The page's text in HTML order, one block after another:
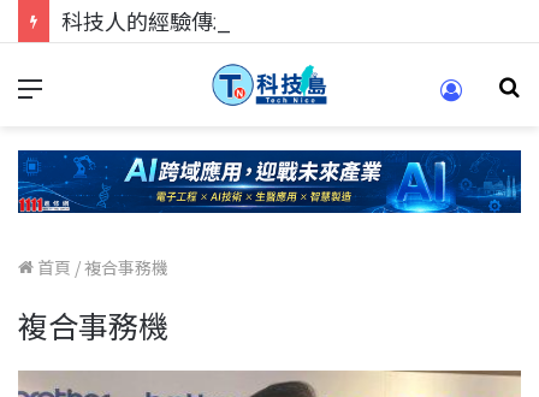
首頁 /複合事務機
複合事務機